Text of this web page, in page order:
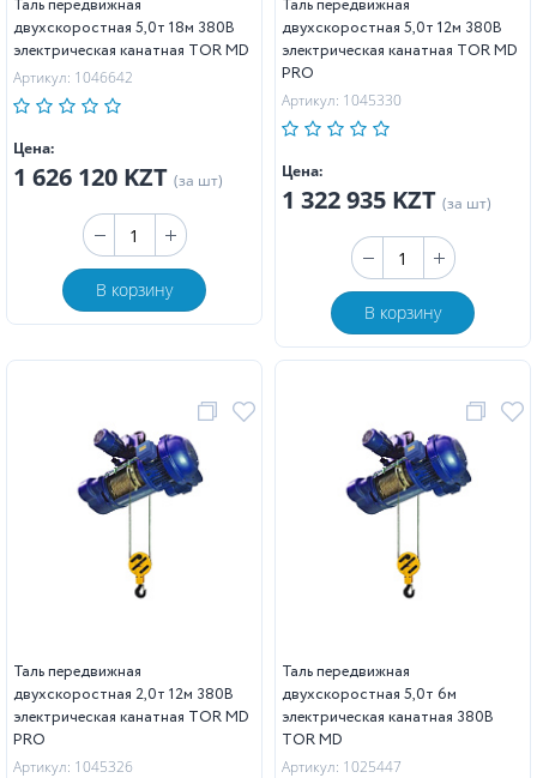
Таль передвижная
двухскоростная 5,0т 18м 380В
электрическая канатная TOR MD
Артикул: 1046642
Цена:
1 626 120 KZT (за шт)
В корзину
Таль передвижная
двухскоростная 5,0т 12м 380В
электрическая канатная TOR MD
PRO
Артикул: 1045330
Цена:
1 322 935 KZT (за шт)
В корзину
Таль передвижная
двухскоростная 2,0т 12м 380В
электрическая канатная TOR MD
PRO
Артикул: 1045326
Таль передвижная
двухскоростная 5,0т 6м
электрическая канатная 380В
TOR MD
Артикул: 1025447